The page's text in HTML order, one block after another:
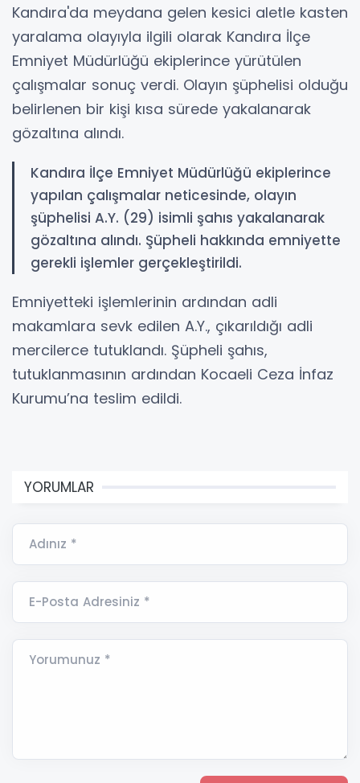
Kandıra'da meydana gelen kesici aletle kasten
yaralama olayıyla ilgili olarak Kandıra İlçe
Emniyet Müdürlüğü ekiplerince yürütülen
çalışmalar sonuç verdi. Olayın şüphelisi olduğu
belirlenen bir kişi kısa sürede yakalanarak
gözaltına alındı.
Kandıra İlçe Emniyet Müdürlüğü ekiplerince
yapılan çalışmalar neticesinde, olayın
şüphelisi A.Y. (29) isimli şahıs yakalanarak
gözaltına alındı. Şüpheli hakkında emniyette
gerekli işlemler gerçekleştirildi.
Emniyetteki işlemlerinin ardından adli
makamlara sevk edilen A.Y., çıkarıldığı adli
mercilerce tutuklandı. Şüpheli şahıs,
tutuklanmasının ardından Kocaeli Ceza İnfaz
Kurumu’na teslim edildi.
YORUMLAR
Adınız *
E-Posta Adresiniz *
Yorumunuz *